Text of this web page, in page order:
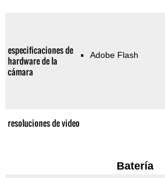
especificaciones de
hardware de la
cámara
Adobe Flash
resoluciones de video
Batería